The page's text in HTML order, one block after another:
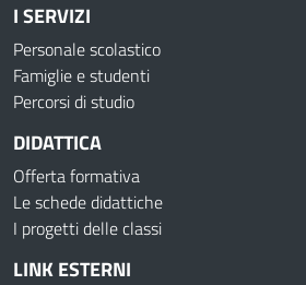
I SERVIZI
Personale scolastico
Famiglie e studenti
Percorsi di studio
DIDATTICA
Offerta formativa
Le schede didattiche
I progetti delle classi
LINK ESTERNI